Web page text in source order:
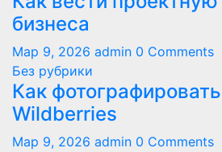
бизнеса
Мар 9, 2026 admin 0 Comments
Без рубрики
Как
Wildberries
Мар 9, 2026 admin 0 Comments